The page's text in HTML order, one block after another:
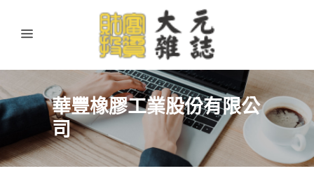
華豐橡膠工業股份有限公
司